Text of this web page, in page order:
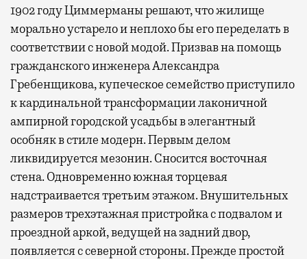
1902 году Циммерманы решают, что жилище
морально устарело и неплохо бы его переделать в
соответствии с новой модой. Призвав на помощь
гражданского инженера Александра
Гребенщикова, купеческое семейство приступило
к кардинальной трансформации лаконичной
ампирной городской усадьбы в элегантный
особняк в стиле модерн. Первым делом
ликвидируется мезонин. Сносится восточная
стена. Одновременно южная торцевая
надстраивается третьим этажом. Внушительных
размеров трехэтажная пристройка с подвалом и
проездной аркой, ведущей на задний двор,
появляется с северной стороны. Прежде простой